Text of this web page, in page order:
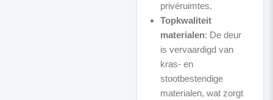
privéruimtes.
Topkwaliteit
materialen: De deur
is vervaardigd van
kras- en
stootbestendige
materialen, wat zorgt